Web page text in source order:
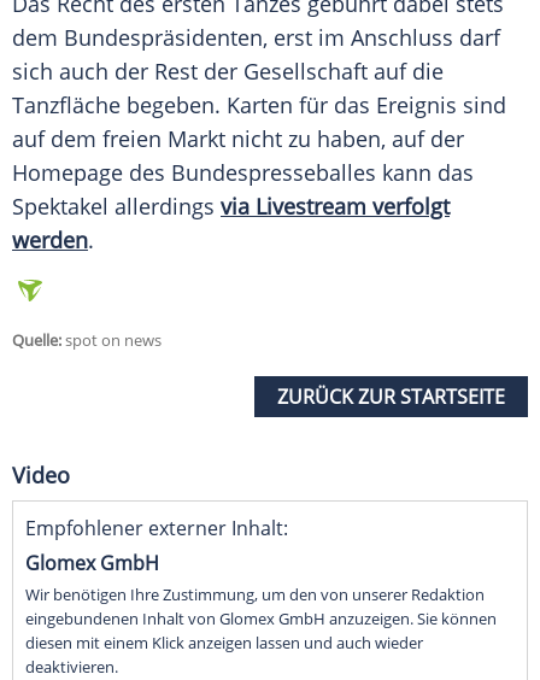
dem Bundespräsidenten, erst im Anschluss darf
sich auch der Rest der Gesellschaft auf die
Tanzfläche begeben. Karten für das Ereignis sind
auf dem freien Markt nicht zu haben, auf der
Homepage des Bundespresseballes kann das
Spektakel allerdings via Livestream verfolgt
werden.
Quelle:spot on news
ZURÜCK ZUR STARTSEITE
Video
Empfohlener externer Inhalt:
Glomex GmbH
Wir benötigen Ihre Zustimmung, um den von unserer Redaktion
eingebundenen Inhalt von Glomex GmbH anzuzeigen. Sie können
diesen mit einem Klick anzeigen lassen und auch wieder
deaktivieren.